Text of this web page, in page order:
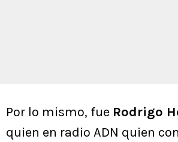
Por lo mismo, fue Rodrigo
quien en radio ADN quien